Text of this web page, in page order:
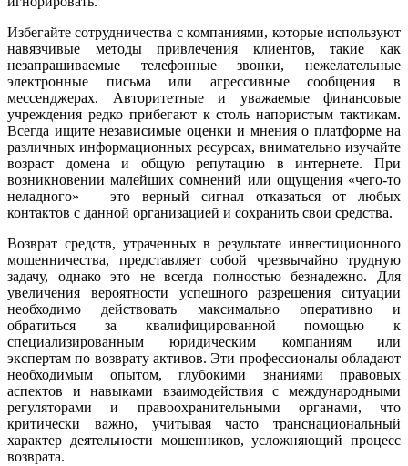
Избегайте сотрудничества с компаниями, которые используют
навязчивые методы привлечения клиентов, такие как
незапрашиваемые телефонные звонки, нежелательные
электронные письма или агрессивные сообщения в
мессенджерах. Авторитетные и уважаемые финансовые
учреждения редко прибегают к столь напористым тактикам.
Всегда ищите независимые оценки и мнения о платформе на
различных информационных ресурсах, внимательно изучайте
возраст домена и общую репутацию в интернете. При
возникновении малейших сомнений или ощущения «чего-то
неладного» – это верный сигнал отказаться от любых
контактов с данной организацией и сохранить свои средства.
Возврат средств, утраченных в результате инвестиционного
мошенничества, представляет собой чрезвычайно трудную
задачу, однако это не всегда полностью безнадежно. Для
увеличения вероятности успешного разрешения ситуации
необходимо действовать максимально оперативно и
обратиться за квалифицированной помощью к
специализированным юридическим компаниям или
экспертам по возврату активов. Эти профессионалы обладают
необходимым опытом, глубокими знаниями правовых
аспектов и навыками взаимодействия с международными
регуляторами и правоохранительными органами, что
критически важно, учитывая часто транснациональный
характер деятельности мошенников, усложняющий процесс
возврата.